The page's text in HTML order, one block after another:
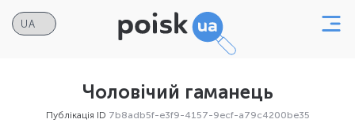
Чоловічий гаманець
Публікація ID 7b8adb5f-e3f9-4157-9ecf-a79c4200be35